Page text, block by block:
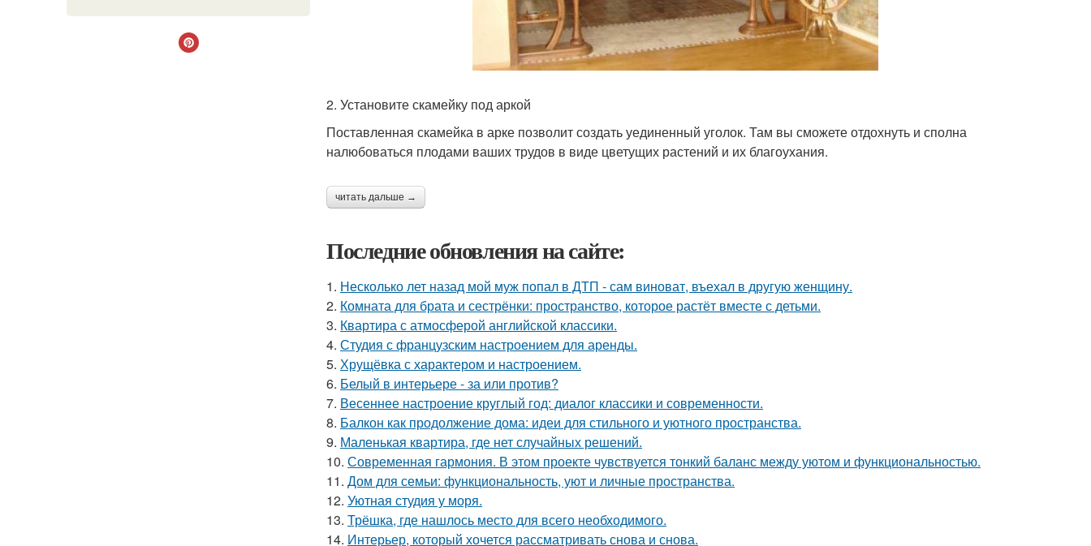
2. Установите скамейку под аркой
Поставленная скамейка в арке позволит создать уединенный уголок. Там вы сможете отдохнуть и сполна
налюбоваться плодами ваших трудов в виде цветущих растений и их благоухания.
читать дальше →
Последние обновления на сайте:
1. Несколько лет назад мой муж попал в ДТП - сам виноват, въехал в другую женщину.
2. Комната для брата и сестрёнки: пространство, которое растёт вместе с детьми.
3. Квартира с атмосферой английской классики.
4. Студия с французским настроением для аренды.
5. Хрущёвка с характером и настроением.
6. Белый в интерьере - за или против?
7. Весеннее настроение круглый год: диалог классики и современности.
8. Балкон как продолжение дома: идеи для стильного и уютного пространства.
9. Маленькая квартира, где нет случайных решений.
10. Современная гармония. В этом проекте чувствуется тонкий баланс между уютом и функциональностью.
11. Дом для семьи: функциональность, уют и личные пространства.
12. Уютная студия у моря.
13. Трёшка, где нашлось место для всего необходимого.
14. Интерьер, который хочется рассматривать снова и снова.